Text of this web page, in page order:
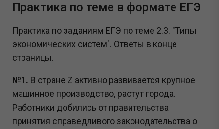
Практика по теме в формате ЕГЭ
Практика по заданиям ЕГЭ по теме 2.3. "Типы
экономических систем". Ответы в конце
страницы.
№1. В стране Z активно развивается крупное
машинное производство, растут города.
Работники добились от правительства
принятия справедливого законодательства о